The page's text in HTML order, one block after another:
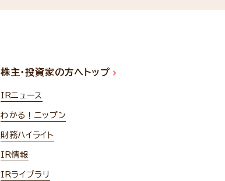
株主・投資家の方へトップ
IRニュース
わかる！ニップン
財務ハイライト
IR情報
IRライブラリ